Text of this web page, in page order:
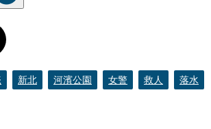
新北 河濱公園 女警 救人 落水